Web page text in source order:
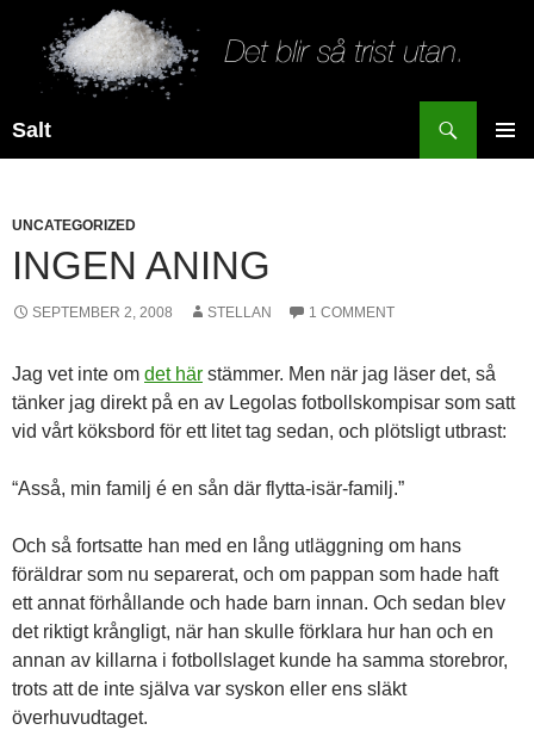
Salt
UNCATEGORIZED
INGEN ANING
SEPTEMBER 2, 2008 STELLAN 1 COMMENT
Jag vet inte om det här stämmer. Men när jag läser det, så
tänker jag direkt på en av Legolas fotbollskompisar som satt
vid vårt köksbord för ett litet tag sedan, och plötsligt utbrast:
“Asså, min familj é en sån där flytta-isär-familj.”
Och så fortsatte han med en lång utläggning om hans
föräldrar som nu separerat, och om pappan som hade haft
ett annat förhållande och hade barn innan. Och sedan blev
det riktigt krångligt, när han skulle förklara hur han och en
annan av killarna i fotbollslaget kunde ha samma storebror,
trots att de inte själva var syskon eller ens släkt
överhuvudtaget.